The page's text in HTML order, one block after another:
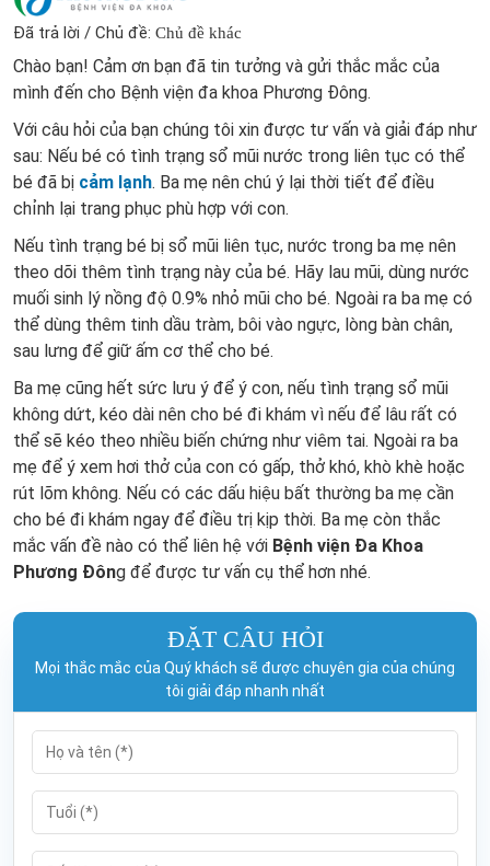
Đã trả lời / Chủ đề: Chủ đề khác
Chào bạn! Cảm ơn bạn đã tin tưởng và gửi thắc mắc của
mình đến cho Bệnh viện đa khoa Phương Đông.
Với câu hỏi của bạn chúng tôi xin được tư vấn và giải đáp như
sau: Nếu bé có tình trạng sổ mũi nước trong liên tục có thể
bé đã bị cảm lạnh. Ba mẹ nên chú ý lại thời tiết để điều
chỉnh lại trang phục phù hợp với con.
Nếu tình trạng bé bị sổ mũi liên tục, nước trong ba mẹ nên
theo dõi thêm tình trạng này của bé. Hãy lau mũi, dùng nước
muối sinh lý nồng độ 0.9% nhỏ mũi cho bé. Ngoài ra ba mẹ có
thể dùng thêm tinh dầu tràm, bôi vào ngực, lòng bàn chân,
sau lưng để giữ ấm cơ thể cho bé.
Ba mẹ cũng hết sức lưu ý để ý con, nếu tình trạng sổ mũi
không dứt, kéo dài nên cho bé đi khám vì nếu để lâu rất có
thể sẽ kéo theo nhiều biến chứng như viêm tai. Ngoài ra ba
mẹ để ý xem hơi thở của con có gấp, thở khó, khò khè hoặc
rút lõm không. Nếu có các dấu hiệu bất thường ba mẹ cần
cho bé đi khám ngay để điều trị kịp thời. Ba mẹ còn thắc
mắc vấn đề nào có thể liên hệ với Bệnh viện Đa Khoa
Phương Đông để được tư vấn cụ thể hơn nhé.
ĐẶT CÂU HỎI
Mọi thắc mắc của Quý khách sẽ được chuyên gia của chúng
tôi giải đáp nhanh nhất